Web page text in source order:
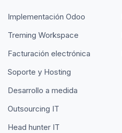
Implementación Odoo
Treming Workspace
Facturación electrónica
Soporte y Hosting
Desarrollo a medida
Outsourcing IT
Head hunter IT